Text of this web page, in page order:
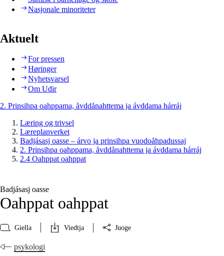
Nasjonale minoriteter
Aktuelt
For pressen
Høringer
Nyhetsvarsel
Om Udir
2. Prinsihpa oahppama, åvddånahttema ja ávddama hárráj
Læring og trivsel
Læreplanverket
Badjásasj oasse – árvo ja prinsihpa vuodoåhpadussaj
2. Prinsihpa oahppama, åvddånahttema ja ávddama hárráj
2.4 Oahppat oahppat
Badjásasj oasse
Oahppat oahppat
Giella Viedtja Juoge
psykologi